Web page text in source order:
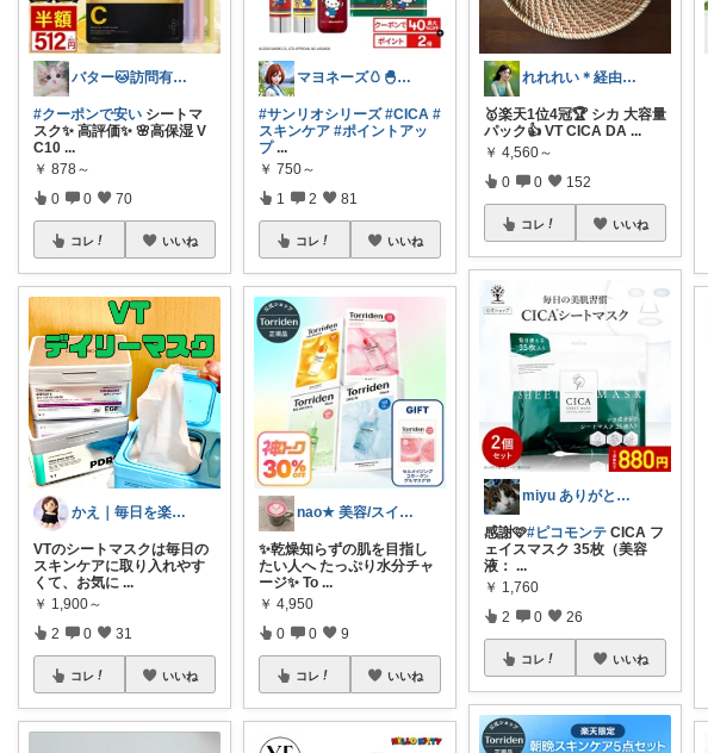
バター🐱訪問有難うございます💕
#クーポンで安い シートマ
スク✨ 高評価✨ 🌸高保湿 V
C10 ...
￥ 878～
0 0 70
コレ いいね
かえ｜毎日を楽しむ
VTのシートマスクは毎日の
スキンケアに取り入れやす
くて、お気に ...
￥ 1,900～
2 0 31
コレ いいね
マヨネーズ🥚‪🐣✨️お礼はプロフで♪
#サンリオシリーズ #CICA #
スキンケア #ポイントアッ
プ ...
￥ 750～
1 2 81
コレ いいね
nao★ 美容/スイーツ/ギフト
✨乾燥知らずの肌を目指し
たい人へ たっぷり水分チャ
ージ✨ To ...
￥ 4,950
0 0 9
コレ いいね
れれれい＊経由購入ありがとうございます
🥇楽天1位4冠🏆 シカ 大容量
パック👍 VT CICA DA ...
￥ 4,560～
0 0 152
コレ いいね
miyu ありがとうございます😊😽
感謝🩷#ピコモンテ CICA フ
ェイスマスク 35枚（美容
液： ...
￥ 1,760
2 0 26
コレ いいね